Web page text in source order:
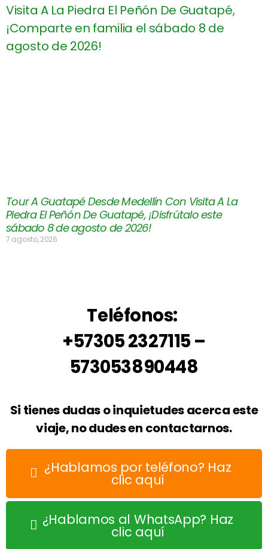
Tour A Guatapé Desde Medellín Con Visita A La
Piedra El Peñón De Guatapé, ¡Disfrútalo este
sábado 8 de agosto de 2026!
7 agosto, 2026
Teléfonos:
+57305 2327115 –
573053890448
Si tienes dudas o inquietudes acerca este
viaje, no dudes en contactarnos.
¿Hablamos por teléfono? Haz
clic aquí
¿Hablamos al WhatsApp? Haz
clic aquí